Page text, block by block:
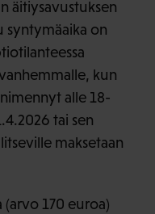
äitiysavustuksen
syntymäaika on
kun
alle 18-
tai sen
maksetaan
170 euroa)